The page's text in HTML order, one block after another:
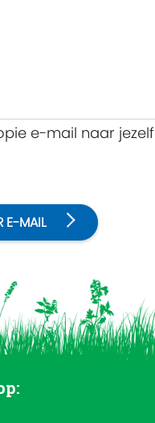
e-mail naar jezelf
E-MAIL